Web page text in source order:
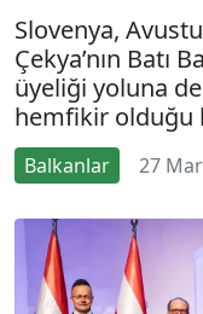
Slovenya,
Çekya’nın Batı
üyeliği yoluna
hemfikir olduğu
Balkanlar 27